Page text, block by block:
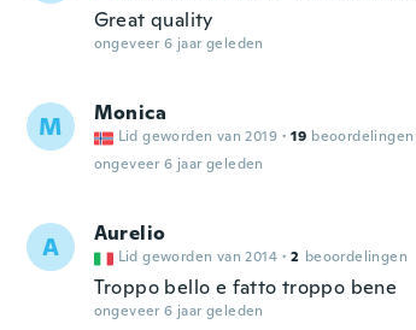
Great quality
ongeveer 6 jaar geleden
M Monica
Lid geworden van 2019 · 19 beoordelingen
ongeveer 6 jaar geleden
A Aurelio
Lid geworden van 2014 · 2 beoordelingen
Troppo bello e fatto troppo bene
ongeveer 6 jaar geleden